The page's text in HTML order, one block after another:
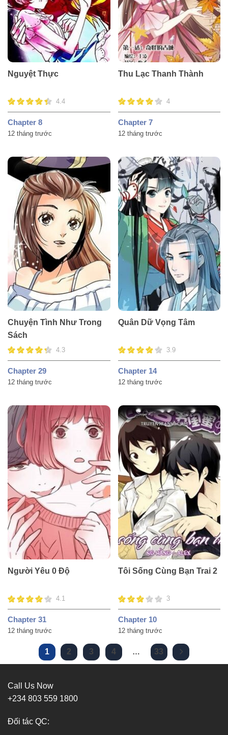
Nguyệt Thực
4.4
Chapter 8
12 tháng trước
Thu Lạc Thanh Thành
4
Chapter 7
12 tháng trước
Chuyện Tình Như Trong
Sách
4.3
Chapter 29
12 tháng trước
Quân Dữ Vọng Tâm
3.9
Chapter 14
12 tháng trước
Người Yêu 0 Độ
4.1
Chapter 31
12 tháng trước
Tôi Sống Cùng Bạn Trai 2
3
Chapter 10
12 tháng trước
1 2 3 4 … 33
Call Us Now
+234 803 559 1800
Đối tác QC: